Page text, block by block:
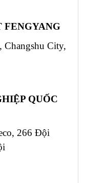
City,
QUỐC
266 Đội